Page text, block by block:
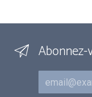
Courriel